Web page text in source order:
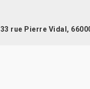
33 rue Pierre Vidal,